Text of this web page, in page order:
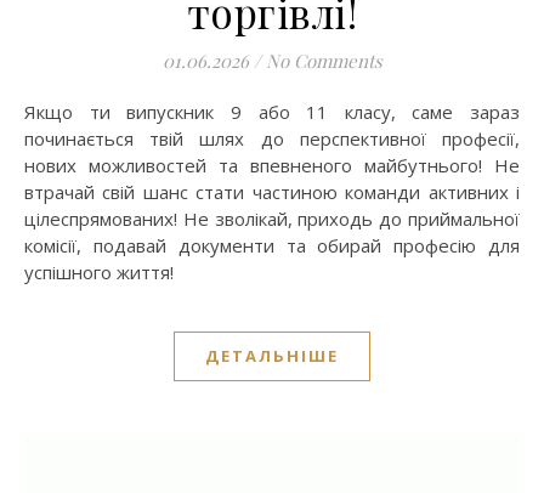
торгівлі!
01.06.2026 / No Comments
Якщо ти випускник 9 або 11 класу, саме зараз
починається твій шлях до перспективної професії,
нових можливостей та впевненого майбутнього! Не
втрачай свій шанс стати частиною команди активних і
цілеспрямованих! Не зволікай, приходь до приймальної
комісії, подавай документи та обирай професію для
успішного життя!
ДЕТАЛЬНІШЕ